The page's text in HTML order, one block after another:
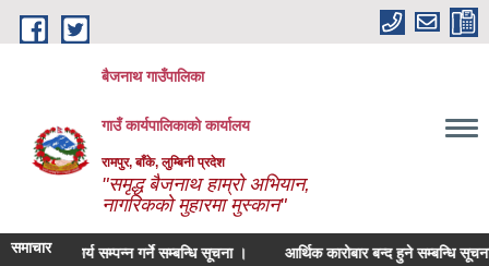
Skip to main content
बैजनाथ गाउँपालिका
गाउँ कार्यपालिकाको कार्यालय
रामपुर, बाँके, लुम्बिनी प्रदेश
"समृद्ध बैजनाथ हाम्रो अभियान,
नागरिकको मुहारमा मुस्कान"
समाचार
निर्माण कार्य सम्पन्न गर्ने सम्बन्धि सूचना । आर्थिक कारोबार बन्द हुने सम्बन्धि सूचना ।